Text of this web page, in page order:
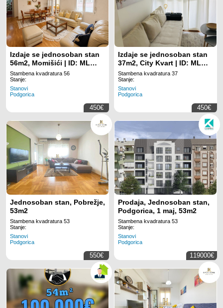
Izdaje se jednosoban stan
56m2, Momišići | ID: ML
1692
Stambena kvadratura 56
Stanje:
Stanovi
Podgorica
450€
Izdaje se jednosoban stan
37m2, City Kvart | ID: ML
1118
Stambena kvadratura 37
Stanje:
Stanovi
Podgorica
450€
Jednosoban stan, Pobrežje,
53m2
Stambena kvadratura 53
Stanje:
Stanovi
Podgorica
550€
Prodaja, Jednosoban stan,
Podgorica, 1 maj, 53m2
Stambena kvadratura 53
Stanje:
Stanovi
Podgorica
119000€